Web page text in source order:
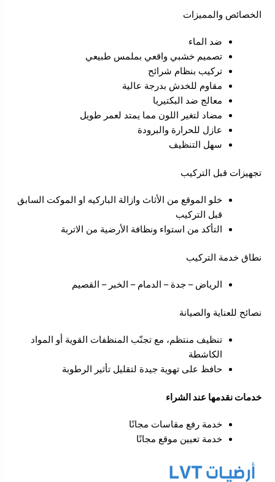
الخصائص والمميزات
ضد الماء
تصميم خشبي واقعي بملمس طبيعي
تركيب بنظام شرائح
مقاوم للخدش بدرجة عالية
معالج ضد البكتيريا
مضاد لتغير اللون مما يمتد لعمر طويل
عازل للحرارة والبرودة
سهل التنظيف
تجهيزات قبل التركيب
خلو الموقع من الأثاث وازالة الباركيه او الموكت السابق
قبل التركيب
التأكد من استواء ونظافة الأرضية من الاتربة
نطاق خدمة التركيب
الرياض – جدة – الدمام – الخبر – القصيم
نصائح للعناية والصيانة
تنظيف منتظم، مع تجنّب المنظفات القوية أو المواد
الكاشطة
حافظ على تهوية جيدة لتقليل تأثير الرطوبة
خدمات نقدمها عند الشراء
خدمة رفع مقاسات مجانًا
خدمة تعيين موقع مجانًا